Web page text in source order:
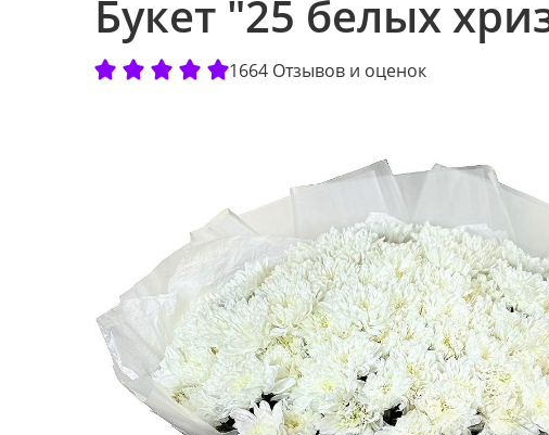
Букет "25 белых
1664 Отзывов и оценок